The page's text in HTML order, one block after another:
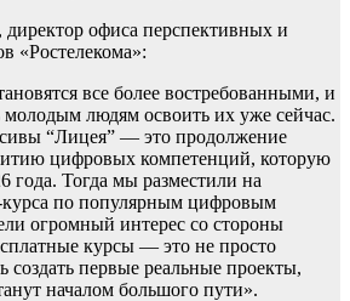
директор офиса перспективных и
«Ростелекома»:
все более востребованными, и
людям освоить их уже сейчас.
“Лицея” — это продолжение
цифровых компетенций, которую
года. Тогда мы разместили на
по популярным цифровым
огромный интерес со стороны
курсы — это не просто
создать первые реальные проекты,
началом большого пути».